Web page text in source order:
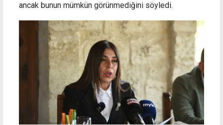
ancak bunun mümkün görünmediğini söyledi.